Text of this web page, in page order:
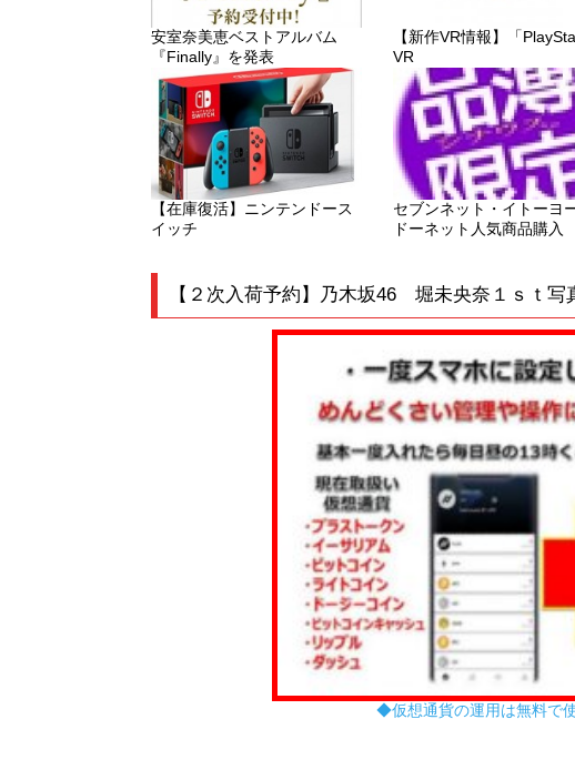
安室奈美恵ベストアルバム
『Finally』を発表
【新作VR情報】「
VR
【在庫復活】ニンテンドース
イッチ
セブンネット・イトーヨ
ドーネット人気商品購入
◆仮想通貨の運用は無料で